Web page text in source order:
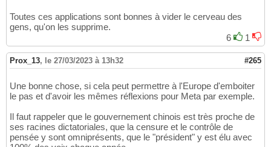
Toutes ces applications sont bonnes à vider le cerveau des
gens, qu'on les supprime.
6
1
Prox_13, le 27/03/2023 à 13h32 #265
Une bonne chose, si cela peut permettre à l'Europe d'emboiter
le pas et d'avoir les mêmes réflexions pour Meta par exemple.
Il faut rappeler que le gouvernement chinois est très proche de
ses racines dictatoriales, que la censure et le contrôle de
pensée y sont omniprésents, que le "président" y est élu avec